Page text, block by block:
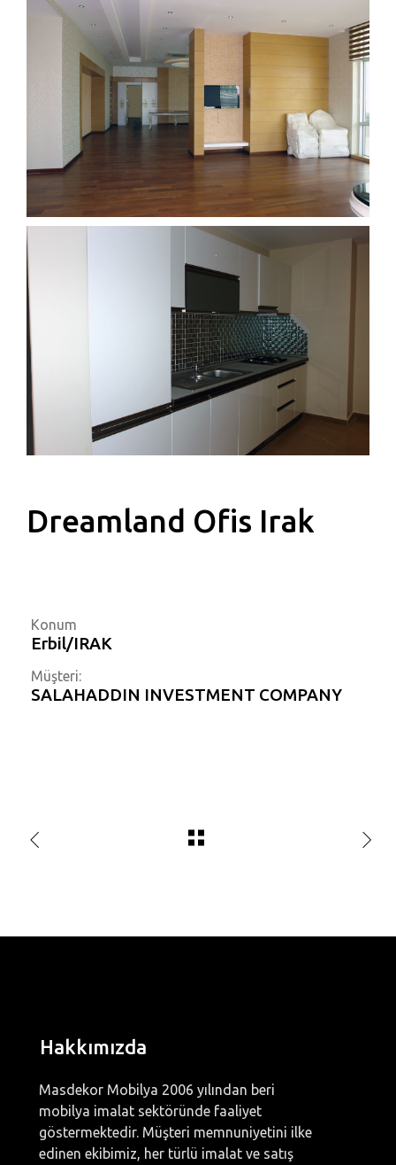
Dreamland Ofis Irak
Konum
Erbil/IRAK
Müşteri:
SALAHADDIN INVESTMENT COMPANY
Hakkımızda
Masdekor Mobilya 2006 yılından beri
mobilya imalat sektöründe faaliyet
göstermektedir. Müşteri memnuniyetini ilke
edinen ekibimiz, her türlü imalat ve satış